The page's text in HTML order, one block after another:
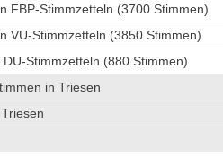
FBP-Stimmzetteln (3700 Stimmen)
VU-Stimmzetteln (3850 Stimmen)
DU-Stimmzetteln (880 Stimmen)
in Triesen